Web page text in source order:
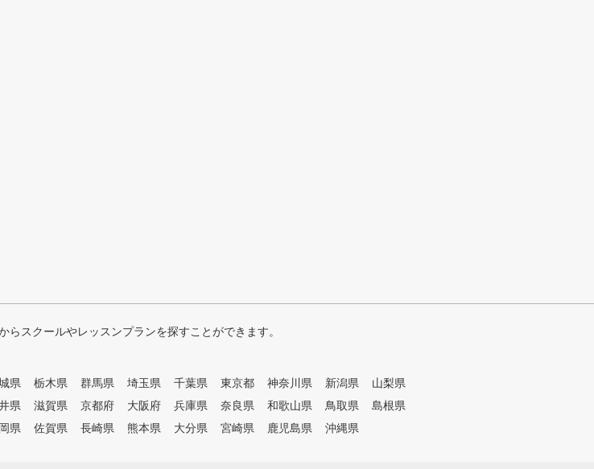
スクールやレッスンプランを探すことができます。
県 栃木県 群馬県 埼玉県 千葉県 東京都 神奈川県 新潟県
山梨県
県 滋賀県 京都府 大阪府 兵庫県 奈良県 和歌山県 鳥取県
島根県
県 佐賀県 長崎県 熊本県 大分県 宮崎県 鹿児島県 沖縄県